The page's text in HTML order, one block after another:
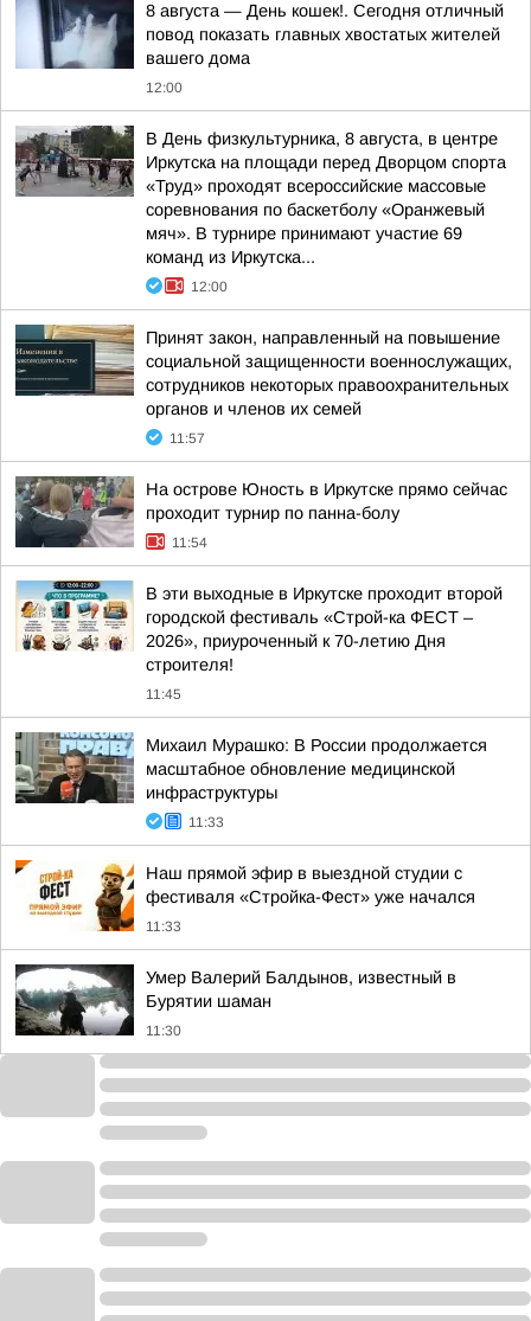
8 августа — День кошек!. Сегодня отличный
повод показать главных хвостатых жителей
вашего дома
12:00
В День физкультурника, 8 августа, в центре
Иркутска на площади перед Дворцом спорта
«Труд» проходят всероссийские массовые
соревнования по баскетболу «Оранжевый
мяч». В турнире принимают участие 69
команд из Иркутска...
12:00
Принят закон, направленный на повышение
социальной защищенности военнослужащих,
сотрудников некоторых правоохранительных
органов и членов их семей
11:57
На острове Юность в Иркутске прямо сейчас
проходит турнир по панна-болу
11:54
В эти выходные в Иркутске проходит второй
городской фестиваль «Строй-ка ФЕСТ –
2026», приуроченный к 70-летию Дня
строителя!
11:45
Михаил Мурашко: В России продолжается
масштабное обновление медицинской
инфраструктуры
11:33
Наш прямой эфир в выездной студии с
фестиваля «Стройка-Фест» уже начался
11:33
Умер Валерий Балдынов, известный в
Бурятии шаман
11:30